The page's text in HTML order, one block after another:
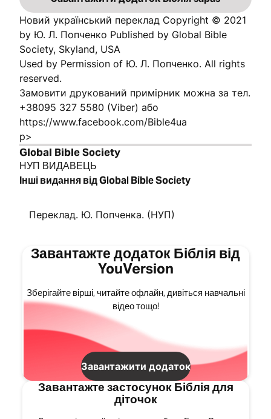
Новий український переклад Copyright © 2021
by Ю. Л. Попченко Published by Global Bible
Society, Skyland, USA
Used by Permission of Ю. Л. Попченко. All rights
reserved.
Замовити друкований примірник можна за тел.
+38095 327 5580 (Viber) або
https://www.facebook.com/Bible4ua
p>
Global Bible Society
НУП ВИДАВЕЦЬ
Інші видання від Global Bible Society
Переклад. Ю. Попченка. (НУП)
Завантажте додаток Біблія від
YouVersion
Зберігайте вірші, читайте офлайн, дивіться навчальні
відео тощо!
Завантажити додаток
Завантажте застосунок Біблія для
діточок